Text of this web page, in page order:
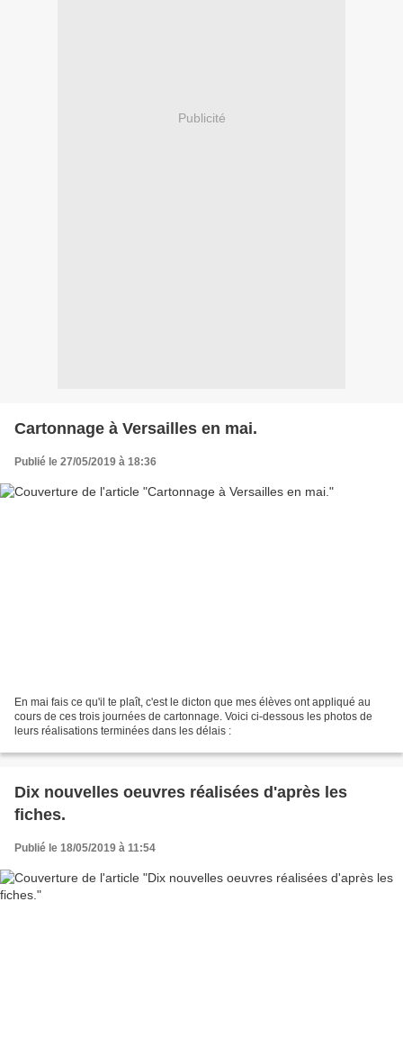
Publicité
Cartonnage à Versailles en mai.
Publié le 27/05/2019 à 18:36
En mai fais ce qu'il te plaît, c'est le dicton que mes élèves ont appliqué au
cours de ces trois journées de cartonnage. Voici ci-dessous les photos de
leurs réalisations terminées dans les délais :
Dix nouvelles oeuvres réalisées d'après les
fiches.
Publié le 18/05/2019 à 11:54